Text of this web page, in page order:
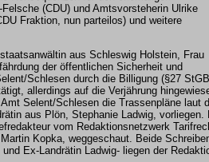
(CDU) und Amtsvorsteherin Ulrike
Fraktion, nun parteilos) und weitere
aus Schleswig Holstein, Frau
der öffentlichen Sicherheit und
Schlesen durch die Billigung (§27
allerdings auf die Verjährung
Selent/Schlesen die Trassenpläne laut
aus Plön, Stephanie Ladwig, vorliegen.
vom Redaktionsnetzwerk
Kopka, weggeschaut. Beide
Ex-Landrätin Ladwig- liegen der